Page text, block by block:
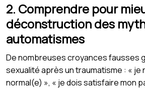
2. Comprendre pour
déconstruction des
automatismes
De nombreuses croyances fausses
sexualité après un traumatisme : « je
normal(e) », « je dois satisfaire mon